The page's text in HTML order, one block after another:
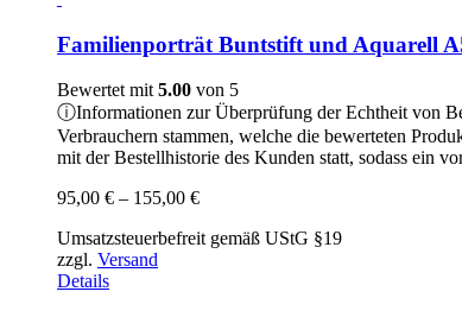
Familienporträt Buntstift und Aquarell
Bewertet mit5.00 von 5
ⓘInformationen zur Überprüfung der Echtheit von
Verbrauchern stammen, welche die bewerteten
mit der Bestellhistorie des Kunden statt, sodass ein
95,00 € – 155,00 €Preisspanne:
bis
Umsatzsteuerbefreit gemäß UStG §19
zzgl. Versand
Details